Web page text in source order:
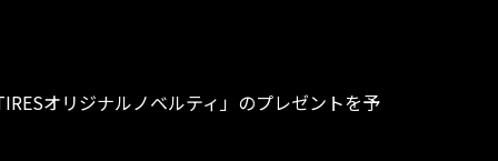
オリジナルノベルティ」のプレゼントを予